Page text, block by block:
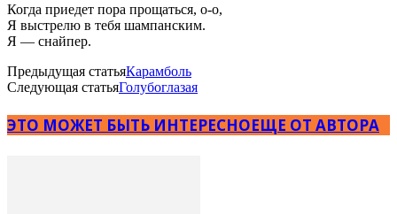
Когда приедет пора прощаться, о-о,
Я выстрелю в тебя шампанским.
Я — снайпер.
Предыдущая статьяКарамболь
Следующая статьяГолубоглазая
ЭТО МОЖЕТ БЫТЬ ИНТЕРЕСНОЕЩЕ ОТ АВТОРА